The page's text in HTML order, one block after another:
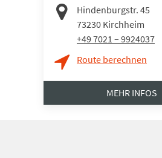
Hindenburgstr. 45
73230 Kirchheim
+49 7021 – 9924037
Route berechnen
MEHR INFOS